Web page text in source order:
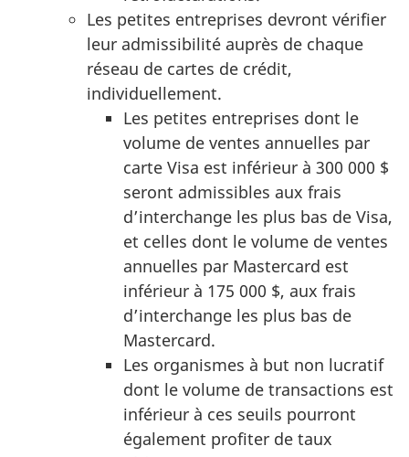
Les petites entreprises devront vérifier
leur admissibilité auprès de chaque
réseau de cartes de crédit,
individuellement.
Les petites entreprises dont le
volume de ventes annuelles par
carte Visa est inférieur à 300 000 $
seront admissibles aux frais
d’interchange les plus bas de Visa,
et celles dont le volume de ventes
annuelles par Mastercard est
inférieur à 175 000 $, aux frais
d’interchange les plus bas de
Mastercard.
Les organismes à but non lucratif
dont le volume de transactions est
inférieur à ces seuils pourront
également profiter de taux